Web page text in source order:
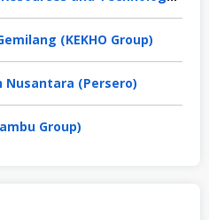
(KEKHO Group)
Nusantara (Persero)
Group)